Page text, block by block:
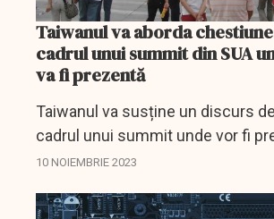
Taiwanul va aborda
cadrul unui summit din SUA
va fi prezentă
Taiwanul va susține un discurs
cadrul unui summit unde vor fi
reprezentați ai Chinei.
10 NOIEMBRIE 2023